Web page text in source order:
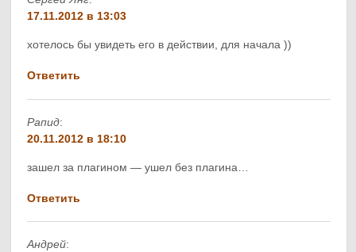
17.11.2012 в 13:03
хотелось бы увидеть его в действии, для начала ))
Ответить
Рапид:
20.11.2012 в 18:10
зашел за плагином — ушел без плагина…
Ответить
Андрей: